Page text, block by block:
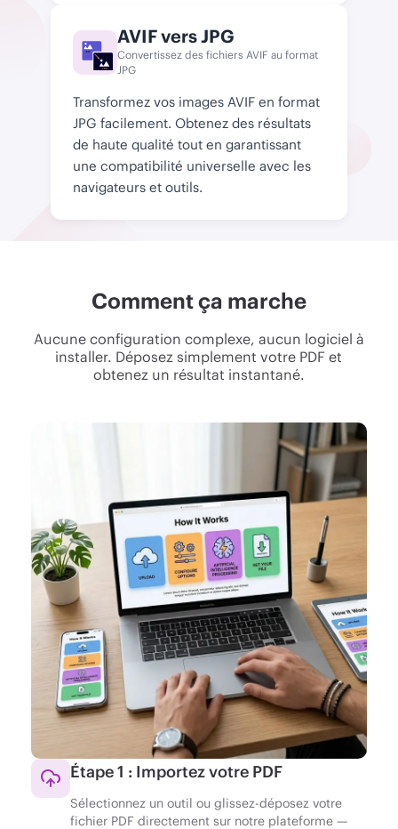
JPG
AVIF
AVIF vers JPG
Convertissez des fichiers AVIF au format
JPG
Transformez vos images AVIF en format
JPG facilement. Obtenez des résultats
de haute qualité tout en garantissant
une compatibilité universelle avec les
navigateurs et outils.
Comment ça marche
Aucune configuration complexe, aucun logiciel à
installer. Déposez simplement votre PDF et
obtenez un résultat instantané.
Étape 1 : Importez votre PDF
Sélectionnez un outil ou glissez-déposez votre
fichier PDF directement sur notre plateforme —